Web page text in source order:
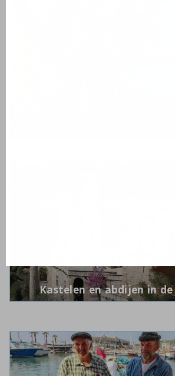
Kastelen en abdijen in